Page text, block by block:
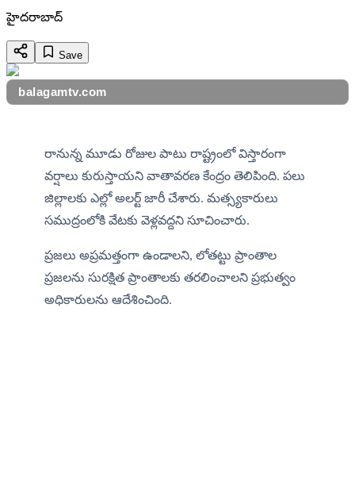
హైదరాబాద్
Save
balagamtv.com
రానున్న మూడు రోజుల పాటు రాష్ట్రంలో విస్తారంగా
వర్షాలు కురుస్తాయని వాతావరణ కేంద్రం తెలిపింది. పలు
జిల్లాలకు ఎల్లో అలర్ట్ జారీ చేశారు. మత్స్యకారులు
సముద్రంలోకి వేటకు వెళ్లవద్దని సూచించారు.
ప్రజలు అప్రమత్తంగా ఉండాలని, లోతట్టు ప్రాంతాల
ప్రజలను సురక్షిత ప్రాంతాలకు తరలించాలని ప్రభుత్వం
అధికారులను ఆదేశించింది.